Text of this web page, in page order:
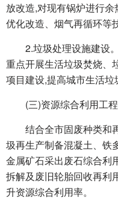
放改造,对现有锅炉进行
优化改造、烟气再循环等
2.垃圾处理设施建设。
重点开展生活垃圾焚烧、
项目建设,提高城市生活垃
(三)资源综合利用工程
结合全市固废种类和
圾再生产制备混凝土、铁
金属矿石采出废石综合利
拆解及废旧轮胎回收再利
升资源综合利用率。